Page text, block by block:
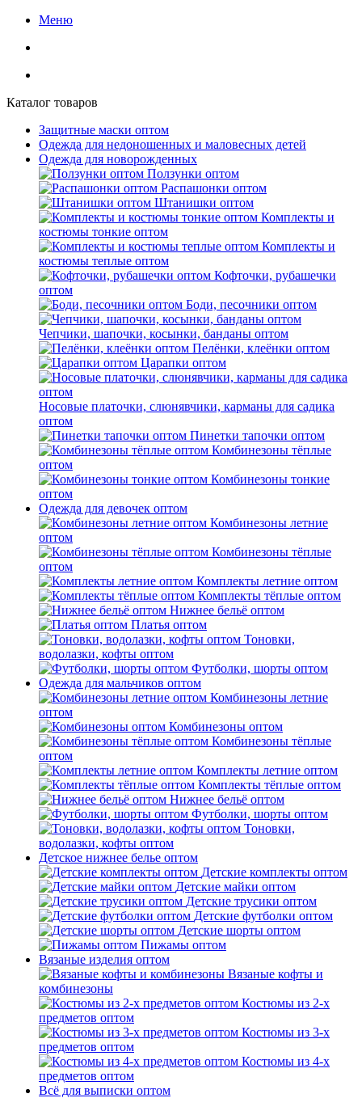
Меню
Каталог товаров
Защитные маски оптом
Одежда для недоношенных и маловесных детей
Одежда для новорожденных
Ползунки оптом
Распашонки оптом
Штанишки оптом
Комплекты и
костюмы тонкие оптом
Комплекты и
костюмы теплые оптом
Кофточки, рубашечки
оптом
Боди, песочники оптом
Чепчики, шапочки, косынки, банданы оптом
Пелёнки, клеёнки оптом
Царапки оптом
Носовые платочки, слюнявчики, карманы для садика
оптом
Пинетки тапочки оптом
Комбинезоны тёплые
оптом
Комбинезоны тонкие
оптом
Одежда для девочек оптом
Комбинезоны летние
оптом
Комбинезоны тёплые
оптом
Комплекты летние оптом
Комплекты тёплые оптом
Нижнее бельё оптом
Платья оптом
Тоновки,
водолазки, кофты оптом
Футболки, шорты оптом
Одежда для мальчиков оптом
Комбинезоны летние
оптом
Комбинезоны оптом
Комбинезоны тёплые
оптом
Комплекты летние оптом
Комплекты тёплые оптом
Нижнее бельё оптом
Футболки, шорты оптом
Тоновки,
водолазки, кофты оптом
Детское нижнее белье оптом
Детские комплекты оптом
Детские майки оптом
Детские трусики оптом
Детские футболки оптом
Детские шорты оптом
Пижамы оптом
Вязаные изделия оптом
Вязаные кофты и
комбинезоны
Костюмы из 2-х
предметов оптом
Костюмы из 3-х
предметов оптом
Костюмы из 4-х
предметов оптом
Всё для выписки оптом